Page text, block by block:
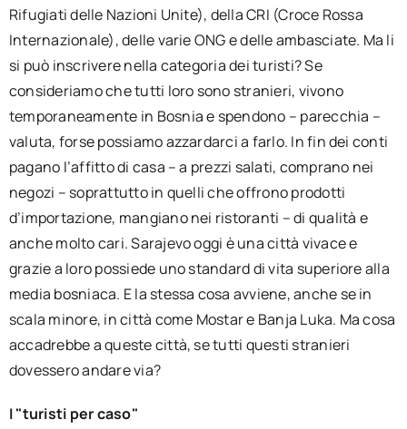
Rifugiati delle Nazioni Unite), della CRI (Croce Rossa
Internazionale), delle varie ONG e delle ambasciate. Ma li
si può inscrivere nella categoria dei turisti? Se
consideriamo che tutti loro sono stranieri, vivono
temporaneamente in Bosnia e spendono – parecchia –
valuta, forse possiamo azzardarci a farlo. In fin dei conti
pagano l’affitto di casa – a prezzi salati, comprano nei
negozi – soprattutto in quelli che offrono prodotti
d’importazione, mangiano nei ristoranti – di qualità e
anche molto cari. Sarajevo oggi è una città vivace e
grazie a loro possiede uno standard di vita superiore alla
media bosniaca. E la stessa cosa avviene, anche se in
scala minore, in città come Mostar e Banja Luka. Ma cosa
accadrebbe a queste città, se tutti questi stranieri
dovessero andare via?
I "turisti per caso"